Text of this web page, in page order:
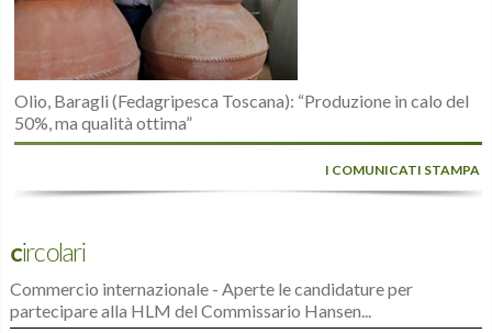
Olio, Baragli (Fedagripesca Toscana): “Produzione in calo del
50%, ma qualità ottima”
I COMUNICATI STAMPA
Circolari
Commercio internazionale - Aperte le candidature per
partecipare alla HLM del Commissario Hansen...